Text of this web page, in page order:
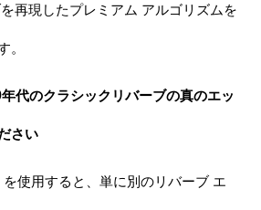
再現したプレミアム アルゴリズムを
。
代のクラシックリバーブの真のエッ
さい
使用すると、単に別のリバーブ エ